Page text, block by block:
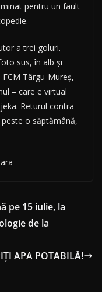
pentru un fault
a trei goluri.
sus, în alb și
Târgu-Mureș,
– care e virtual
Returul contra
o săptămână,
pe 15 iulie, la
de la
APA POTABILĂ!